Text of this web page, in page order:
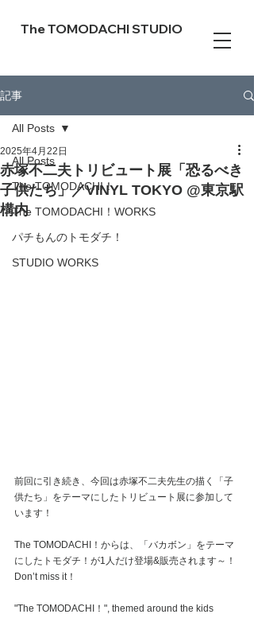
The TOMODACHI STUDIO
記事
All Posts
The TOMODACHI！
The TOMODACHI！WORKS
パチもんのトモダチ！
STUDIO WORKS
All Posts
赤塚不二夫トリビュート展「恐るべき
子供たち」／VINYL TOKYO @東京駅
構内
2025年4月22日
前回に引き続き、今回は赤塚不二夫先生の描く「子
供たち」をテーマにしたトリビュート展に参加して
います！
The TOMODACHI！からは、「バカボン」をテーマ
にしたトモダチ！が1人だけ登場&販売されます～！
Don’t miss it！
"The TOMODACHI！", themed around the kids